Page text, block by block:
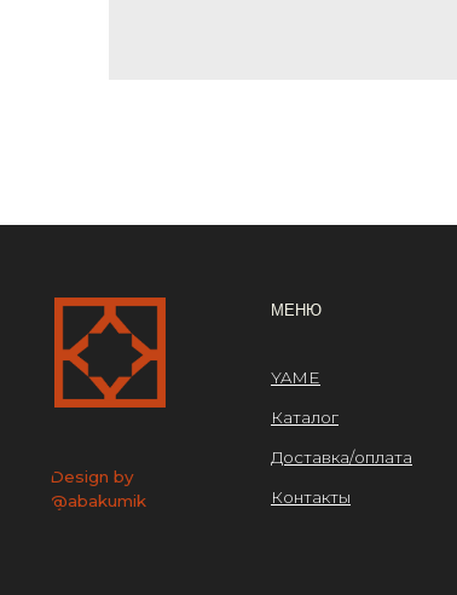
YAME
Design by
@abakumik